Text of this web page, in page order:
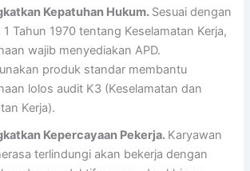
Kepatuhan Hukum. Sesuai dengan
1 Tahun 1970 tentang Keselamatan Kerja,
wajib menyediakan APD.
produk standar membantu
lolos audit K3 (Keselamatan dan
Kerja).
Kepercayaan Pekerja. Karyawan
terlindungi akan bekerja dengan